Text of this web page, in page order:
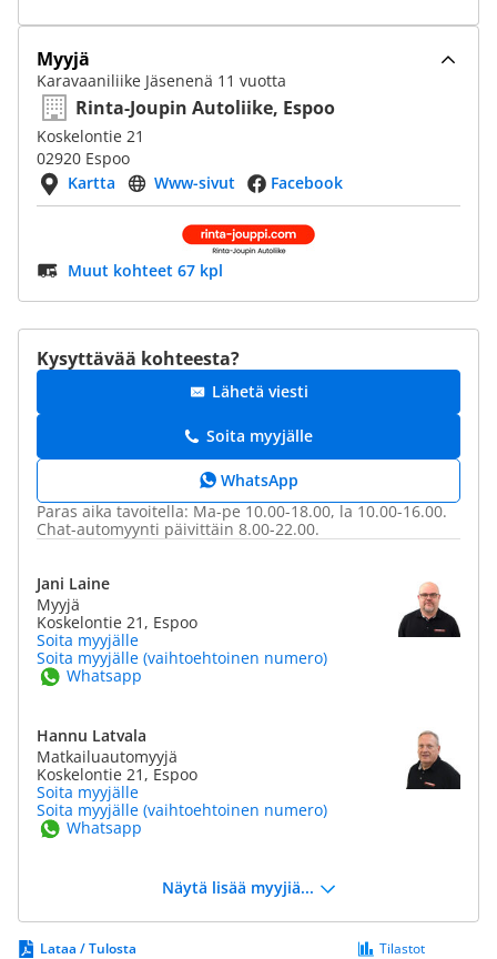
Myyjä
Karavaaniliike Jäsenenä 11 vuotta
Rinta-Joupin Autoliike, Espoo
Koskelontie 21
02920 Espoo
Kartta
Www-sivut Facebook
Muut kohteet 67 kpl
Kysyttävää kohteesta?
Lähetä viesti
Soita myyjälle
WhatsApp
Paras aika tavoitella: Ma-pe 10.00-18.00, la 10.00-16.00.
Chat-automyynti päivittäin 8.00-22.00.
Jani Laine
Myyjä
Koskelontie 21, Espoo
Soita myyjälle
Soita myyjälle (vaihtoehtoinen numero)
Whatsapp
Hannu Latvala
Matkailuautomyyjä
Koskelontie 21, Espoo
Soita myyjälle
Soita myyjälle (vaihtoehtoinen numero)
Whatsapp
Näytä lisää myyjiä...
Lataa / Tulosta Tilastot